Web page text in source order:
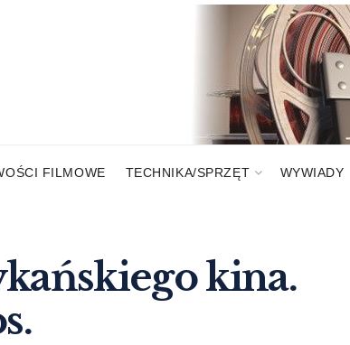
FILMOWE TECHNIKA/SPRZĘT WYWIADY
kina.